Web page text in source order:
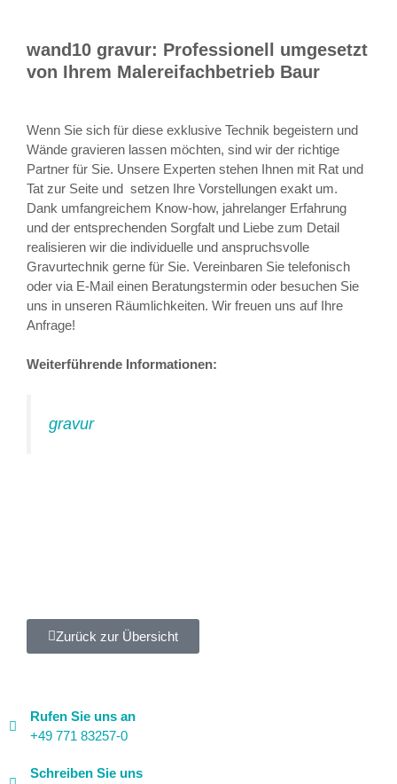
wand10 gravur: Professionell umgesetzt
von Ihrem Malereifachbetrieb Baur
Wenn Sie sich für diese exklusive Technik begeistern und
Wände gravieren lassen möchten, sind wir der richtige
Partner für Sie. Unsere Experten stehen Ihnen mit Rat und
Tat zur Seite und setzen Ihre Vorstellungen exakt um.
Dank umfangreichem Know-how, jahrelanger Erfahrung
und der entsprechenden Sorgfalt und Liebe zum Detail
realisieren wir die individuelle und anspruchsvolle
Gravurtechnik gerne für Sie. Vereinbaren Sie telefonisch
oder via E-Mail einen Beratungstermin oder besuchen Sie
uns in unseren Räumlichkeiten. Wir freuen uns auf Ihre
Anfrage!
Weiterführende Informationen:
gravur
Zurück zur Übersicht
Rufen Sie uns an
+49 771 83257-0
Schreiben Sie uns